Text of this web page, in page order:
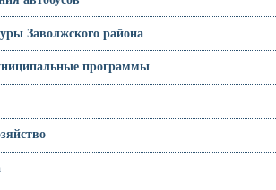
Заволжского района
программы